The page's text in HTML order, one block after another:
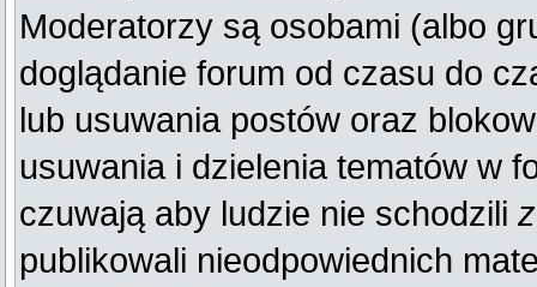
Moderatorzy są osobami (albo
doglądanie forum od czasu do
lub usuwania postów oraz
usuwania i dzielenia tematów w
czuwają aby ludzie nie schodzili
publikowali nieodpowiednich